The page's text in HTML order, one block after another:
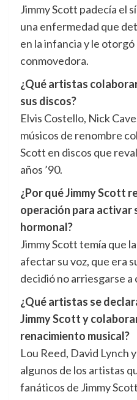
Jimmy Scott padecía el
una enfermedad que
en la infancia y le otorgó
conmovedora.
¿Qué artistas
sus discos?
Elvis Costello, Nick
músicos de renombre
Scott en discos que
años ’90.
¿Por qué Jimmy Scott
operación para activar
hormonal?
Jimmy Scott temía que
afectar su voz, que era
decidió no arriesgarse a
¿Qué artistas se
Jimmy Scott y
renacimiento musical?
Lou Reed, David Lynch
algunos de los artistas
fanáticos de Jimmy